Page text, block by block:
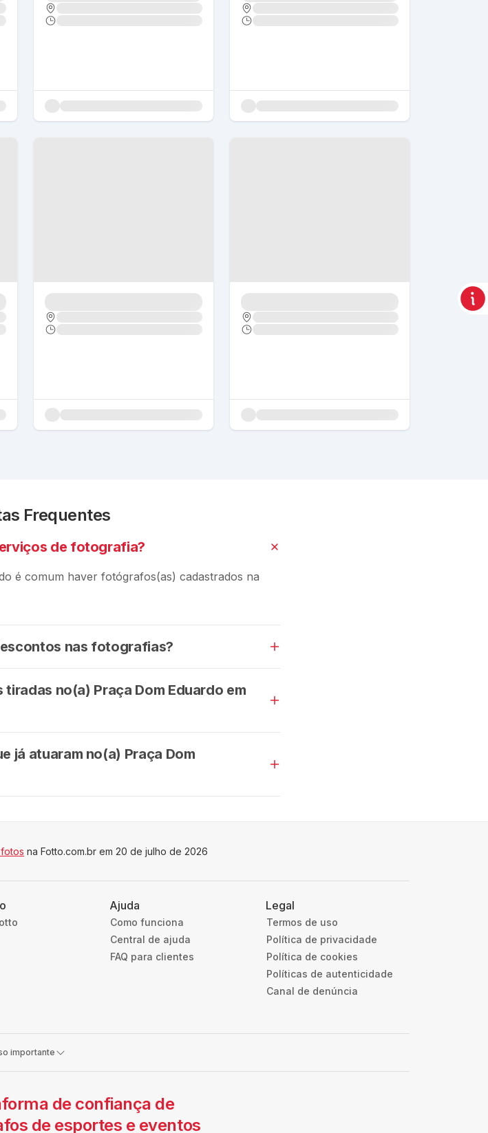
Frequentes
de fotografia?
é comum haver fotógrafos(as) cadastrados na
nas fotografias?
no(a) Praça Dom Eduardo em
já atuaram no(a) Praça Dom
na Fotto.com.br em 20 de julho de 2026
Ajuda
Como funciona
Central de ajuda
FAQ para clientes
Legal
Termos de uso
Política de privacidade
Política de cookies
Políticas de autenticidade
Canal de denúncia
importante
de confiança de
de esportes e eventos